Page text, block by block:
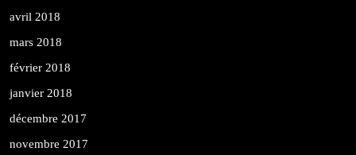
avril 2018
mars 2018
février 2018
janvier 2018
décembre 2017
novembre 2017